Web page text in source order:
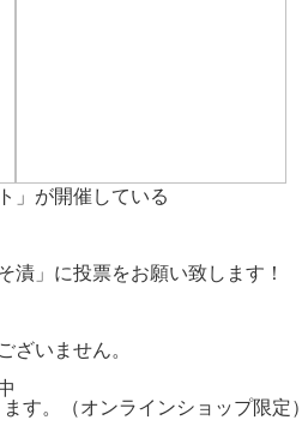
」が開催している
漬」に投票をお願い致します！
ざいません。
す。（オンラインショップ限定）